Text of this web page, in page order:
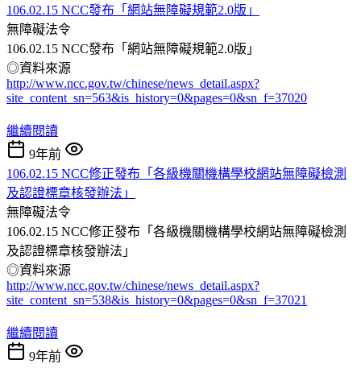
106.02.15 NCC發布「網站無障礙規範2.0版」
無障礙法令
106.02.15 NCC發布「網站無障礙規範2.0版」
◎資料來源
http://www.ncc.gov.tw/chinese/news_detail.aspx?
site_content_sn=563&is_history=0&pages=0&sn_f=37020
繼續閱讀
9年前
106.02.15 NCC修正發布「各級機關機構學校網站無障礙檢測
及認證標章核發辦法」
無障礙法令
106.02.15 NCC修正發布「各級機關機構學校網站無障礙檢測
及認證標章核發辦法」
◎資料來源
http://www.ncc.gov.tw/chinese/news_detail.aspx?
site_content_sn=538&is_history=0&pages=0&sn_f=37021
繼續閱讀
9年前